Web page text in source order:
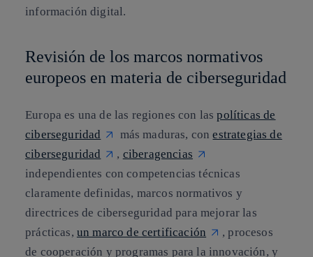
información digital.
Revisión de los marcos normativos
europeos en materia de ciberseguridad
Europa es una de las regiones con laspolíticas de
ciberseguridad
más maduras, conestrategias de
ciberseguridad
, ciberagencias
independientes con competencias técnicas
claramente definidas, marcos normativos y
directrices de ciberseguridad para mejorar las
prácticas, un marco de certificación
, procesos
de cooperación y programas para la innovación, y